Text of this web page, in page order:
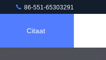
86-551-65303291
Citaat